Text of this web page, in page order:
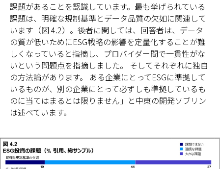
課題があることを認識しています。最も挙げられている
課題は、明確な規制基準とデータ品質の欠如に関連して
います（図 4.2）。後者に関しては、回答者は、データ
の質が低いためにESG戦略の影響を定量化することが難
しくなっていると指摘し、プロバイダー間で一貫性がな
いという問題点を指摘しました。 そしてそれぞれに独自
の方法論があります。 ある企業にとってESGに準拠して
いるものが、別の企業にとって必ずしも準拠しているも
のに当てはまるとは限りません」と中東の開発ソブリン
は述べています。